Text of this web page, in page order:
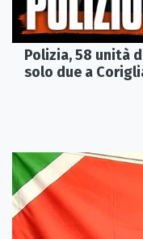
Polizia, 58 unità
solo due a